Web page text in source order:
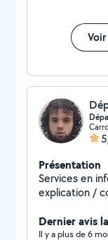
Présentation
Services en
explication /
montage pc /
Dernier avis
Il y a plus de 6